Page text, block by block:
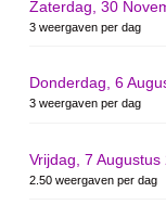
Zaterdag, 30
3 weergaven per dag
Donderdag, 6
3 weergaven per dag
Vrijdag, 7
2.50 weergaven per dag